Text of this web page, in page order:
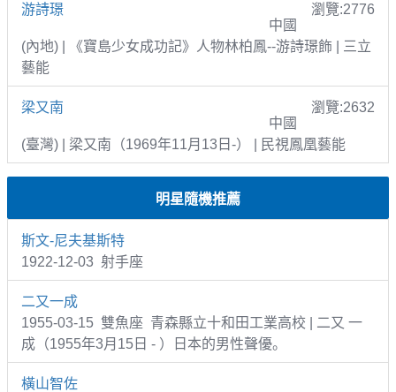
游詩璟
瀏覽:2776
中國
(內地) | 《寶島少女成功記》人物林柏鳳--游詩璟飾 | 三立
藝能
梁又南
瀏覽:2632
中國
(臺灣) | 梁又南（1969年11月13日-） | 民視鳳凰藝能
明星隨機推薦
斯文-尼夫基斯特
1922-12-03 射手座
二又一成
1955-03-15 雙魚座 青森縣立十和田工業高校 | 二又 一
成（1955年3月15日 - ）日本的男性聲優。
橫山智佐